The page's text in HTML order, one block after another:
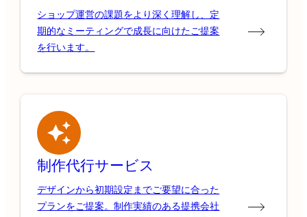
ショップ運営の課題をより深く理解し、定
期的なミーティングで成長に向けたご提案
を行います。
制作代行サービス
デザインから初期設定までご要望に合った
プランをご提案。制作実績のある提携会社